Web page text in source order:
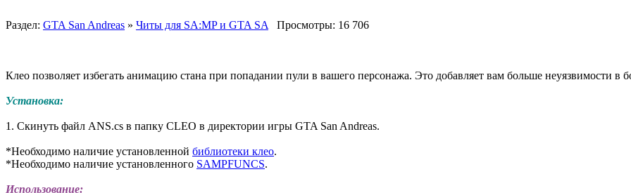
Раздел: GTA San Andreas » Читы для SA:MP и GTA SA Просмотры: 16 706
Клео позволяет избегать анимацию стана при попадании пули в вашего персонажа. Это добавляет вам больше неуязвимости в
Установка:
1. Скинуть файл ANS.cs в папку CLEO в директории игры GTA San Andreas.
*Необходимо наличие установленной библиотеки клео.
*Необходимо наличие установленного SAMPFUNCS.
Использование: